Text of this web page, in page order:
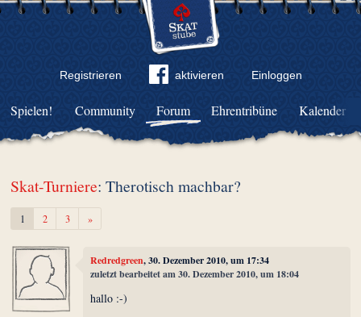
Registrieren aktivieren Einloggen
Community Forum Ehrentribüne Kalender
Spielen!
Skat-Turniere: Therotisch machbar?
1 2 3 »Weiter
Redredgreen, 30. Dezember 2010, um 17:34
zuletzt bearbeitet am 30. Dezember 2010, um 18:04
hallo :-)